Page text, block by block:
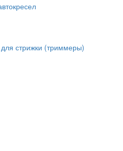
стрижки (триммеры)